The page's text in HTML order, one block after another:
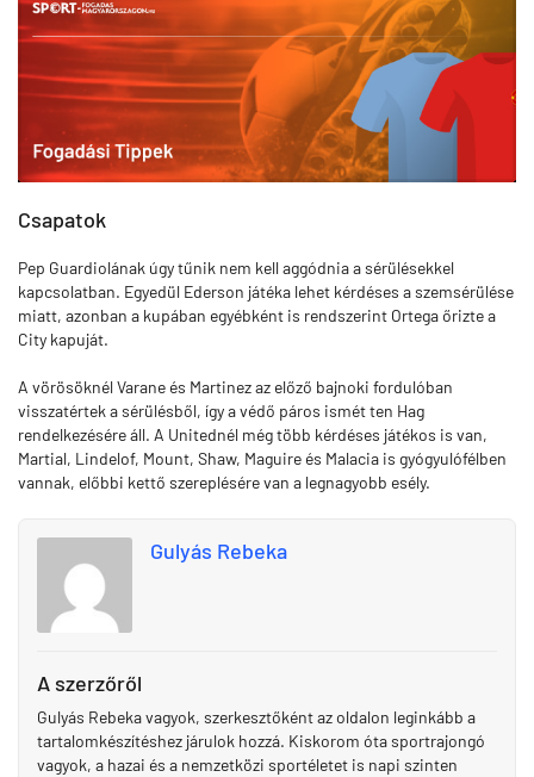
Csapatok
Pep Guardiolának úgy tűnik nem kell aggódnia a sérülésekkel
kapcsolatban. Egyedül Ederson játéka lehet kérdéses a szemsérülése
miatt, azonban a kupában egyébként is rendszerint Ortega őrizte a
City kapuját.
A vörösöknél Varane és Martinez az előző bajnoki fordulóban
visszatértek a sérülésből, így a védő páros ismét ten Hag
rendelkezésére áll. A Unitednél még több kérdéses játékos is van,
Martial, Lindelof, Mount, Shaw, Maguire és Malacia is gyógyulófélben
vannak, előbbi kettő szereplésére van a legnagyobb esély.
Gulyás Rebeka
A szerzőről
Gulyás Rebeka vagyok, szerkesztőként az oldalon leginkább a
tartalomkészítéshez járulok hozzá. Kiskorom óta sportrajongó
vagyok, a hazai és a nemzetközi sportéletet is napi szinten